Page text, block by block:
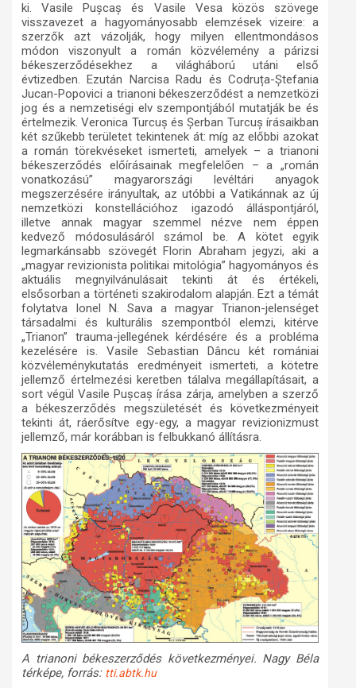
ki. Vasile Pușcaș és Vasile Vesa közös szövege
visszavezet a hagyományosabb elemzések vizeire: a
szerzők azt vázolják, hogy milyen ellentmondásos
módon viszonyult a román közvélemény a párizsi
békeszerződésekhez a világháború utáni első
évtizedben. Ezután Narcisa Radu és Codruța-Ștefania
Jucan-Popovici a trianoni békeszerződést a nemzetközi
jog és a nemzetiségi elv szempontjából mutatják be és
értelmezik. Veronica Turcuș és Șerban Turcuș írásaikban
két szűkebb területet tekintenek át: míg az előbbi azokat
a román törekvéseket ismerteti, amelyek – a trianoni
békeszerződés előírásainak megfelelően – a „román
vonatkozású” magyarországi levéltári anyagok
megszerzésére irányultak, az utóbbi a Vatikánnak az új
nemzetközi konstellációhoz igazodó álláspontjáról,
illetve annak magyar szemmel nézve nem éppen
kedvező módosulásáról számol be. A kötet egyik
legmarkánsabb szövegét Florin Abraham jegyzi, aki a
„magyar revizionista politikai mitológia” hagyományos és
aktuális megnyilvánulásait tekinti át és értékeli,
elsősorban a történeti szakirodalom alapján. Ezt a témát
folytatva Ionel N. Sava a magyar Trianon-jelenséget
társadalmi és kulturális szempontból elemzi, kitérve
„Trianon” trauma-jellegének kérdésére és a probléma
kezelésére is. Vasile Sebastian Dâncu két romániai
közvéleménykutatás eredményeit ismerteti, a kötetre
jellemző értelmezési keretben tálalva megállapításait, a
sort végül Vasile Pușcaș írása zárja, amelyben a szerző
a békeszerződés megszületését és következményeit
tekinti át, ráerősítve egy-egy, a magyar revizionizmust
jellemző, már korábban is felbukkanó állításra.
A trianoni békeszerződés következményei. Nagy Béla
térképe, forrás: tti.abtk.hu